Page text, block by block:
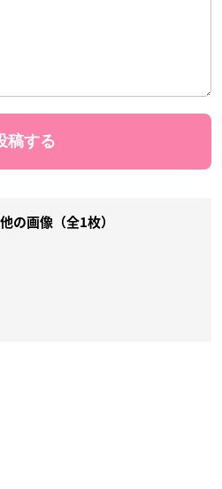
の画像（全1枚）